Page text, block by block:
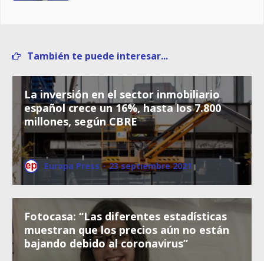
También te puede interesar...
La inversión en el sector inmobiliario
español crece un 16%, hasta los 7.800
millones, según CBRE
Europa Press · 23 septiembre 2021
Fotocasa: “Las diferentes estadísticas
muestran que los precios aún no están
bajando debido al coronavirus”